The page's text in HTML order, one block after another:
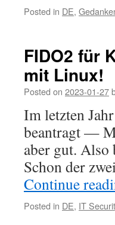
Posted in DE,
FIDO2 für
mit Linux!
Posted on 2023-01-27
Im letzten
beantragt —
aber gut. Also
Schon der
Continue
Posted in DE, IT